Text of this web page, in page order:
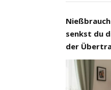
senkst du
der